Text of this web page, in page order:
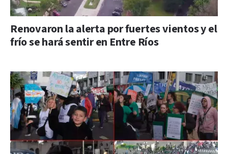
Renovaron la alerta por fuertes vientos y el
frío se hará sentir en Entre Ríos